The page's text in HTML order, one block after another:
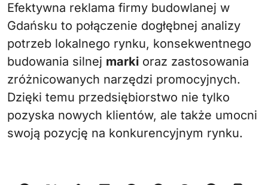
Efektywna reklama firmy budowlanej w
Gdańsku to połączenie dogłębnej analizy
potrzeb lokalnego rynku, konsekwentnego
budowania silnej marki oraz zastosowania
zróżnicowanych narzędzi promocyjnych.
Dzięki temu przedsiębiorstwo nie tylko
pozyska nowych klientów, ale także umocni
swoją pozycję na konkurencyjnym rynku.